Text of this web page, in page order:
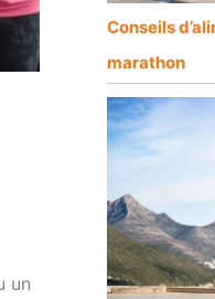
un
Conseils
marathon